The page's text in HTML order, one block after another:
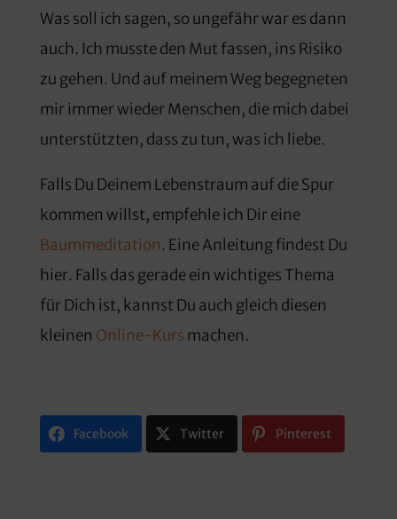
Was soll ich sagen, so ungefähr war es dann
auch. Ich musste den Mut fassen, ins Risiko
zu gehen. Und auf meinem Weg begegneten
mir immer wieder Menschen, die mich dabei
unterstützten, dass zu tun, was ich liebe.
Falls Du Deinem Lebenstraum auf die Spur
kommen willst, empfehle ich Dir eine
Baummeditation. Eine Anleitung findest Du
hier. Falls das gerade ein wichtiges Thema
für Dich ist, kannst Du auch gleich diesen
kleinen Online-Kurs machen.
Facebook Twitter Pinterest